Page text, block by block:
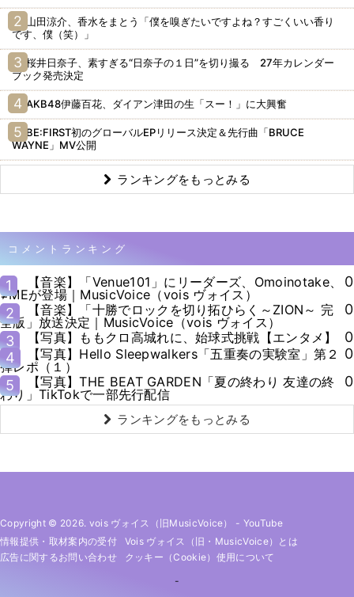
山田涼介、香水をまとう「僕を嗅ぎたいですよね？すごくいい香り
です、僕（笑）」
桜井日奈子、素すぎる“日奈子の１日”を切り撮る 27年カレンダー
ブック発売決定
AKB48伊藤百花、ダイアン津田の生「スー！」に大興奮
BE:FIRST初のグローバルEPリリース決定＆先行曲「BRUCE
WAYNE」MV公開
ランキングをもっとみる
コメントランキング
1
【音楽】「Venue101」にリーダーズ、Omoinotake、
≠MEが登場｜MusicVoice（vois ヴォイス）
0
2
【音楽】「十勝でロックを切り拓ひらく～ZION～ 完
全版」放送決定｜MusicVoice（vois ヴォイス）
0
3
【写真】ももクロ高城れに、始球式挑戦【エンタメ】
0
4
【写真】Hello Sleepwalkers「五重奏の実験室」第２
弾レポ（１）
0
5
【写真】THE BEAT GARDEN「夏の終わり 友達の終
わり」TikTokで一部先行配信
0
ランキングをもっとみる
Copyright © 2026. vois ヴォイス（旧MusicVoice） - YouTube
情報提供・取材案内の受付
Vois ヴォイス（旧・MusicVoice）とは
広告に関するお問い合わせ
クッキー（cookie）使用について
-